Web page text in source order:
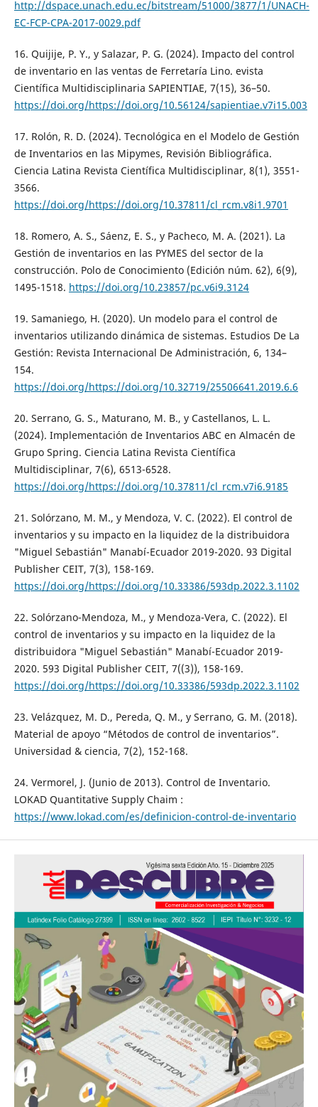
http://dspace.unach.edu.ec/bitstream/51000/3877/1/UNACH-
EC-FCP-CPA-2017-0029.pdf
16. Quijije, P. Y., y Salazar, P. G. (2024). Impacto del control
de inventario en las ventas de Ferretaría Lino. evista
Científica Multidisciplinaria SAPIENTIAE, 7(15), 36–50.
https://doi.org/https://doi.org/10.56124/sapientiae.v7i15.003
17. Rolón, R. D. (2024). Tecnológica en el Modelo de Gestión
de Inventarios en las Mipymes, Revisión Bibliográfica.
Ciencia Latina Revista Científica Multidisciplinar, 8(1), 3551-
3566.
https://doi.org/https://doi.org/10.37811/cl_rcm.v8i1.9701
18. Romero, A. S., Sáenz, E. S., y Pacheco, M. A. (2021). La
Gestión de inventarios en las PYMES del sector de la
construcción. Polo de Conocimiento (Edición núm. 62), 6(9),
1495-1518. https://doi.org/10.23857/pc.v6i9.3124
19. Samaniego, H. (2020). Un modelo para el control de
inventarios utilizando dinámica de sistemas. Estudios De La
Gestión: Revista Internacional De Administración, 6, 134–
154.
https://doi.org/https://doi.org/10.32719/25506641.2019.6.6
20. Serrano, G. S., Maturano, M. B., y Castellanos, L. L.
(2024). Implementación de Inventarios ABC en Almacén de
Grupo Spring. Ciencia Latina Revista Científica
Multidisciplinar, 7(6), 6513-6528.
https://doi.org/https://doi.org/10.37811/cl_rcm.v7i6.9185
21. Solórzano, M. M., y Mendoza, V. C. (2022). El control de
inventarios y su impacto en la liquidez de la distribuidora
"Miguel Sebastián" Manabí-Ecuador 2019-2020. 93 Digital
Publisher CEIT, 7(3), 158-169.
https://doi.org/https://doi.org/10.33386/593dp.2022.3.1102
22. Solórzano-Mendoza, M., y Mendoza-Vera, C. (2022). El
control de inventarios y su impacto en la liquidez de la
distribuidora "Miguel Sebastián" Manabí-Ecuador 2019-
2020. 593 Digital Publisher CEIT, 7((3)), 158-169.
https://doi.org/https://doi.org/10.33386/593dp.2022.3.1102
23. Velázquez, M. D., Pereda, Q. M., y Serrano, G. M. (2018).
Material de apoyo “Métodos de control de inventarios”.
Universidad & ciencia, 7(2), 152-168.
24. Vermorel, J. (Junio de 2013). Control de Inventario.
LOKAD Quantitative Supply Chaim :
https://www.lokad.com/es/definicion-control-de-inventario